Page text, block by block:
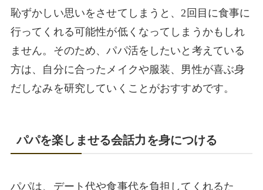
恥ずかしい思いをさせてしまうと、2回目に食事に
行ってくれる可能性が低くなってしまうかもしれ
ません。そのため、パパ活をしたいと考えている
方は、自分に合ったメイクや服装、男性が喜ぶ身
だしなみを研究していくことがおすすめです。
パパを楽しませる会話力を身につける
パパは、デート代や食事代を負担してくれるた